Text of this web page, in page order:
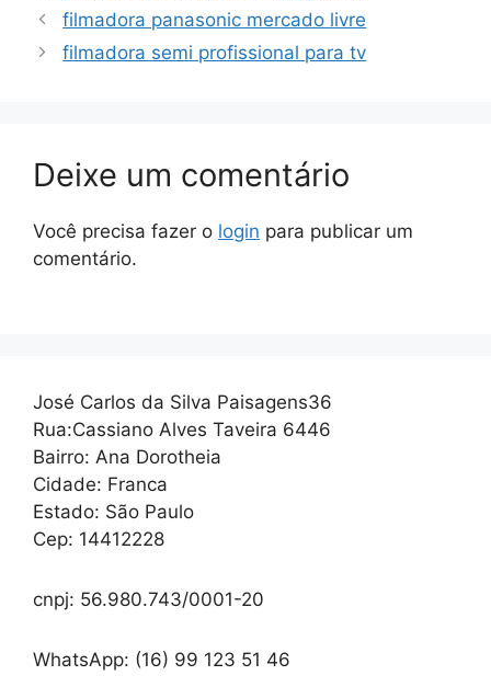
filmadora panasonic mercado livre
filmadora semi profissional para tv
Deixe um comentário
Você precisa fazer o login para publicar um
comentário.
José Carlos da Silva Paisagens36
Rua:Cassiano Alves Taveira 6446
Bairro: Ana Dorotheia
Cidade: Franca
Estado: São Paulo
Cep: 14412228
cnpj: 56.980.743/0001-20
WhatsApp: (16) 99 123 51 46